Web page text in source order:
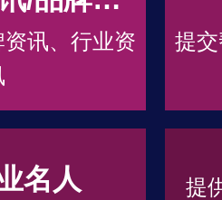
讯、行业资
提
名人
提